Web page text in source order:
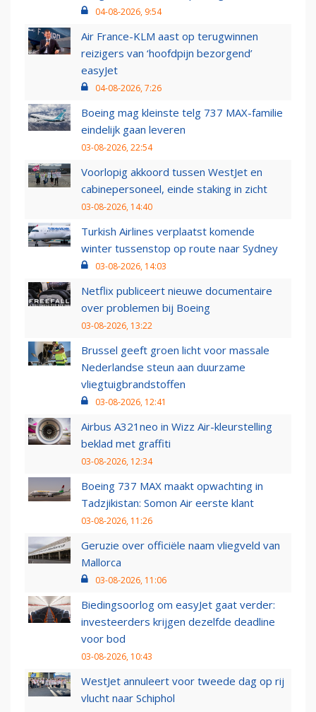
04-08-2026, 9:54
Air France-KLM aast op terugwinnen
reizigers van ‘hoofdpijn bezorgend’
easyJet
04-08-2026, 7:26
Boeing mag kleinste telg 737 MAX-familie
eindelijk gaan leveren
03-08-2026, 22:54
Voorlopig akkoord tussen WestJet en
cabinepersoneel, einde staking in zicht
03-08-2026, 14:40
Turkish Airlines verplaatst komende
winter tussenstop op route naar Sydney
03-08-2026, 14:03
Netflix publiceert nieuwe documentaire
over problemen bij Boeing
03-08-2026, 13:22
Brussel geeft groen licht voor massale
Nederlandse steun aan duurzame
vliegtuigbrandstoffen
03-08-2026, 12:41
Airbus A321neo in Wizz Air-kleurstelling
beklad met graffiti
03-08-2026, 12:34
Boeing 737 MAX maakt opwachting in
Tadzjikistan: Somon Air eerste klant
03-08-2026, 11:26
Geruzie over officiële naam vliegveld van
Mallorca
03-08-2026, 11:06
Biedingsoorlog om easyJet gaat verder:
investeerders krijgen dezelfde deadline
voor bod
03-08-2026, 10:43
WestJet annuleert voor tweede dag op rij
vlucht naar Schiphol